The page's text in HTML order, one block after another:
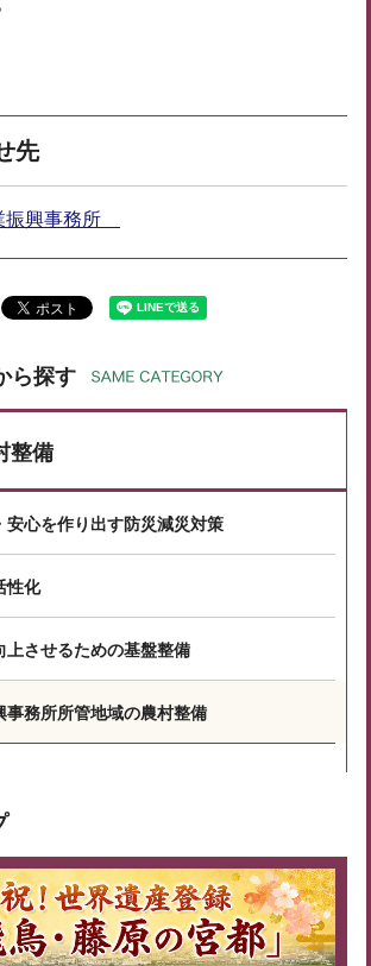
先
振興事務所
ら探す
整備
安心を作り出す防災減災対策
性化
上させるための基盤整備
事務所所管地域の農村整備